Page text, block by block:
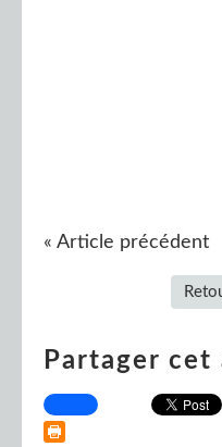
« Article précédent
Partager